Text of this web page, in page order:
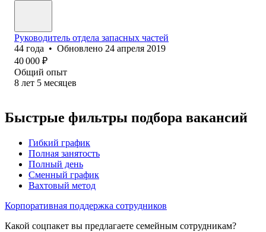
Руководитель отдела запасных частей
44 года • Обновлено 24 апреля 2019
40 000 ₽
Общий опыт
8 лет 5 месяцев
Быстрые фильтры подбора вакансий
Гибкий график
Полная занятость
Полный день
Сменный график
Вахтовый метод
Корпоративная поддержка сотрудников
Какой соцпакет вы предлагаете семейным сотрудникам?